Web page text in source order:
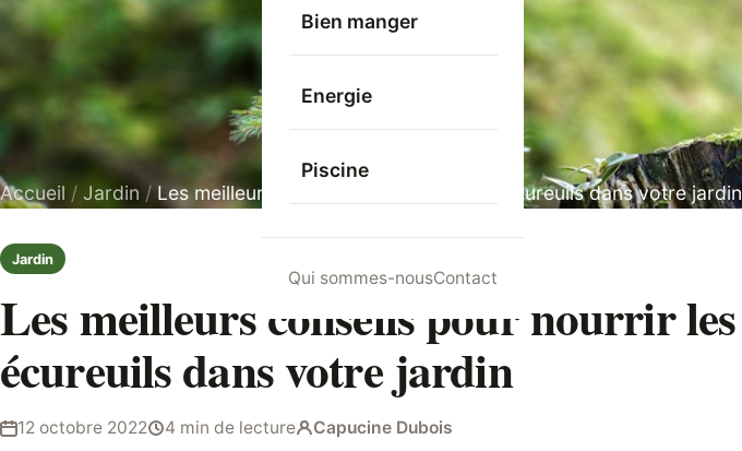
Bien manger
Energie
Piscine
Qui sommes-nousContact
Accueil / Jardin / Les meilleurs conseils pour nourrir les écureuils dans votre jardin
Jardin
Les meilleurs conseils pour nourrir les
écureuils dans votre jardin
12 octobre 2022 4 min de lecture Capucine Dubois